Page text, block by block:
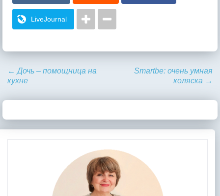
LiveJournal
← Дочь – помощница на
кухне
Smartbe: очень умная
коляска →